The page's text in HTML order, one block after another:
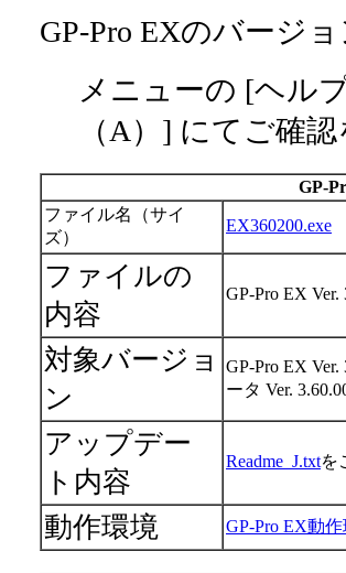
GP-Pro EXのバージ
メニューの [ヘル
（A）] にてご確
GP-
ファイル名（サイ
ズ）
EX360200.exe
ファイルの
内容
GP-Pro EX
対象バージョ
ン
GP-Pro EX
ータ Ver.
アップデー
ト内容
Readme_J.txtを
動作環境 GP-Pro EX動